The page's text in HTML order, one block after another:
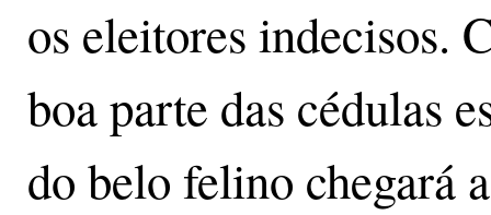
os eleitores indecisos.
boa parte das cédulas
do belo felino chegará